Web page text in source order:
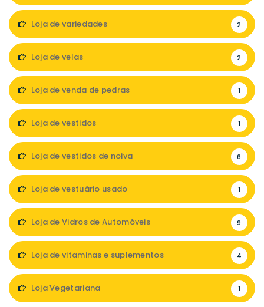
Loja de variedades 2
Loja de velas 2
Loja de venda de pedras 1
Loja de vestidos 1
Loja de vestidos de noiva 6
Loja de vestuário usado 1
Loja de Vidros de Automóveis 9
Loja de vitaminas e suplementos 4
Loja Vegetariana 1